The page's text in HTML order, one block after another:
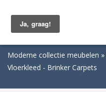
Moderne collectie meubelen
Vloerkleed - Brinker Carpets